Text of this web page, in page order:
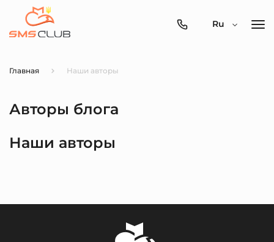
0800-
Ru
Главная Наши авторы
Авторы блога
Наши авторы